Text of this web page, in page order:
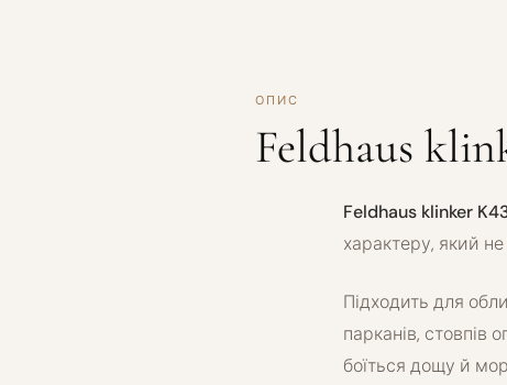
ОПИС
Feldhaus
Feldhaus klinker
характеру, який
Підходить для
парканів, стовпів
боїться дощу й